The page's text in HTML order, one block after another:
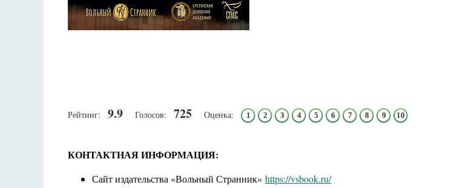
Рейтинг: 9.9 Голосов: 725 Оценка: 1 2 3 4 5 6 7 8 9 10
КОНТАКТНАЯ ИНФОРМАЦИЯ:
Сайт издательства «Вольный Странник» https://vsbook.ru/